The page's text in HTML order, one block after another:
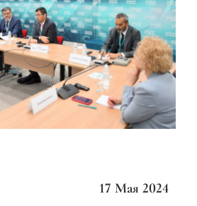
17 Мая 2024